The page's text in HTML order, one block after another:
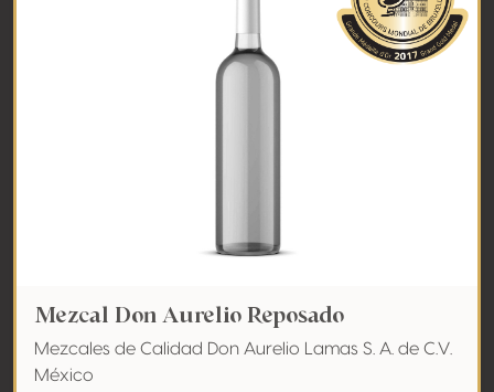
Mezcal Don Aurelio Reposado
Mezcales de Calidad Don Aurelio Lamas S. A. de C.V.
México